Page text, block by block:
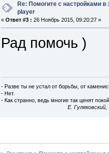
Re: Помогите с настройками
player
«Ответ #3 : 26 Ноябрь 2015, 09:20:27 »
Рад помочь )
- Разве ты не устал от борьбы, от
- Нет.
- Как странно, ведь многие так ценят
E.